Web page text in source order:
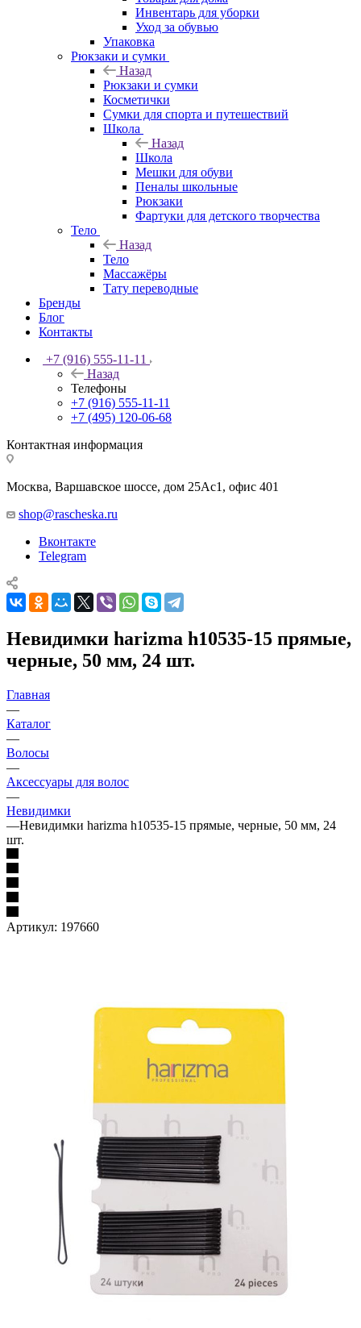
Инвентарь для уборки
Уход за обувью
Упаковка
Рюкзаки и сумки
Назад
Рюкзаки и сумки
Косметички
Сумки для спорта и путешествий
Школа
Назад
Школа
Мешки для обуви
Пеналы школьные
Рюкзаки
Фартуки для детского творчества
Тело
Назад
Тело
Массажёры
Тату переводные
Бренды
Блог
Контакты
+7 (916) 555-11-11
Назад
Телефоны
+7 (916) 555-11-11
+7 (495) 120-06-68
Контактная информация
Москва, Варшавское шоссе, дом 25Аc1, офис 401
shop@rascheska.ru
Вконтакте
Telegram
Невидимки harizma h10535-15 прямые,
черные, 50 мм, 24 шт.
Главная
—
Каталог
—
Волосы
—
Аксессуары для волос
—
Невидимки
—Невидимки harizma h10535-15 прямые, черные, 50 мм, 24
шт.
Артикул: 197660